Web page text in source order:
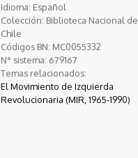
Idioma: Español
Colección: Biblioteca Nacional de
Chile
Códigos BN: MC0055332
N° sistema: 679167
Temas relacionados:
El Movimiento de Izquierda
Revolucionaria (MIR, 1965-1990)